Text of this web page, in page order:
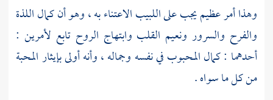
وهذا أمر عظيم يجب على اللبيب الاعتناء به ، وهو أن كمال اللذة
والفرح والسرور ونعيم القلب وابتهاج الروح تابع لأمرين :
أحدهما : كمال المحبوب في نفسه وجماله ، وأنه أولى بإيثار المحبة
من كل ما سواه .